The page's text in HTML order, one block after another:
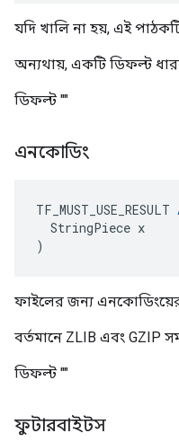
যদি খালি না হয়, এই
অন্যথায়, একটি ডিফল্ট
ডিফল্ট ""
এনকোডিং
TF_MUST_USE_RESULT
  StringPiece x
)
ফাইলের জন্য
বর্তমানে ZLIB এবং GZIP
ডিফল্ট ""
ফুটারবাইটস